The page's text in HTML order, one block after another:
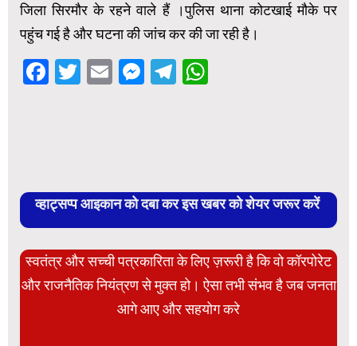
जिला सिरमौर के रहने वाले हैं ।पुलिस थाना कोटखाई मौके पर
पहुंच गई है और घटना की जांच कर की जा रही है।
Facebook
Twitter
EmailMessenger
Telegram
व्हाट्सप्प आइकान को दबा कर इस खबर को शेयर जरूर करें
स्वतंत्र और सच्ची पत्रकारिता के लिए ज़रूरी है कि वो कॉरपोरेट
और राजनैतिक नियंत्रण से मुक्त हो। ऐसा तभी संभव है जब जनता
आगे आए और सहयोग करे